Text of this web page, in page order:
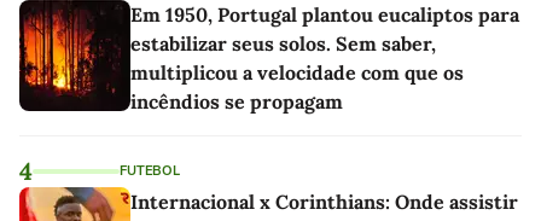
Em 1950, Portugal plantou eucaliptos para
estabilizar seus solos. Sem saber,
multiplicou a velocidade com que os
incêndios se propagam
4 FUTEBOL
Internacional x Corinthians: Onde assistir